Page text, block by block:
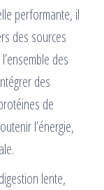
performante, il
des sources
des
des
de
l’énergie,
lente,